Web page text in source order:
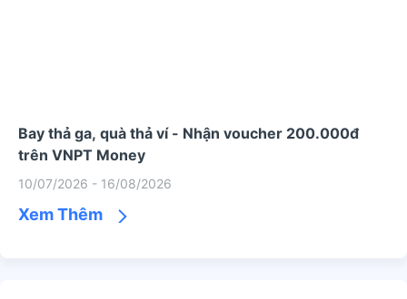
Bay thả ga, quà thả ví - Nhận voucher 200.000đ
trên VNPT Money
10/07/2026 - 16/08/2026
Xem Thêm